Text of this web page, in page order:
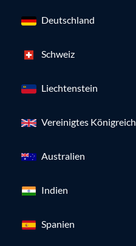
Deutschland
Schweiz
Liechtenstein
Vereinigtes Königreich
Australien
Indien
Spanien